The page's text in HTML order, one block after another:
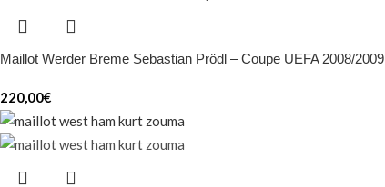
Maillot Werder Breme Sebastian Prödl – Coupe UEFA 2008/2009
220,00€